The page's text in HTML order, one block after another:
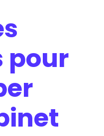
pour